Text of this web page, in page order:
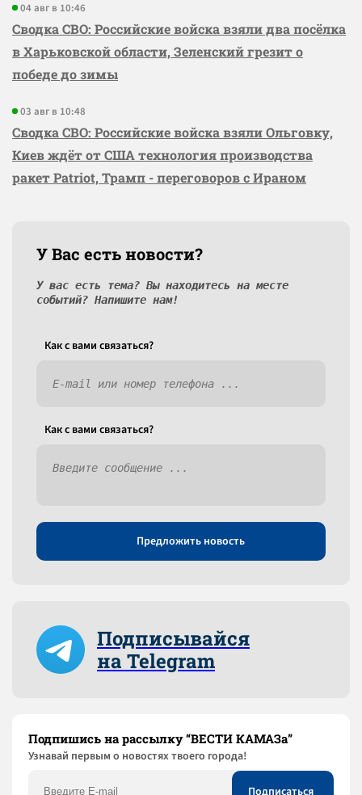
04 авг в 10:46
Сводка СВО: Российские войска взяли два посёлка
в Харьковской области, Зеленский грезит о
победе до зимы
03 авг в 10:48
Сводка СВО: Российские войска взяли Ольговку,
Киев ждёт от США технология производства
ракет Patriot, Трамп - переговоров с Ираном
У Вас есть новости?
У вас есть тема? Вы находитесь на месте
событий? Напишите нам!
Как c вами связаться?
Как c вами связаться?
Предложить новость
Подписывайся
на Telegram
Подпишись на рассылку “ВЕСТИ КАМАЗа”
Узнaвай первым о новостях твоего города!